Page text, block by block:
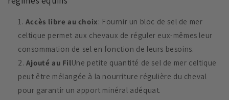
Accès libre au choix: Fournir un bloc de sel de mer
celtique permet aux chevaux de réguler eux-mêmes leur
consommation de sel en fonction de leurs besoins.
Ajouté au FilUne petite quantité de sel de mer celtique
peut être mélangée à la nourriture régulière du cheval
pour garantir un apport minéral adéquat.